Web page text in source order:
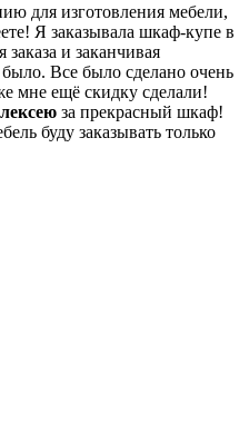
для изготовления мебели,
Я заказывала шкаф-купе в
и заканчивая
Все было сделано очень
мне ещё скидку сделали!
за прекрасный шкаф!
буду заказывать только